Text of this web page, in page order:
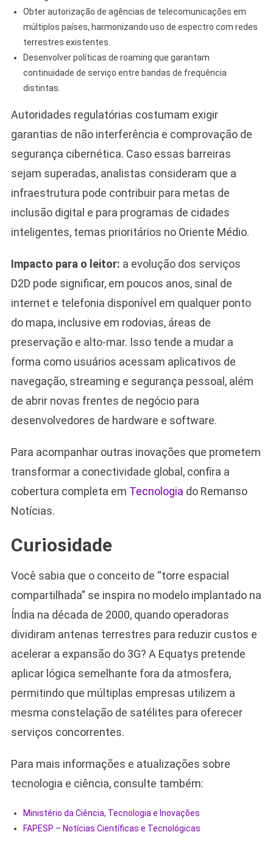
Obter autorização de agências de telecomunicações em
múltiplos países, harmonizando uso de espectro com redes
terrestres existentes.
Desenvolver políticas de roaming que garantam
continuidade de serviço entre bandas de frequência
distintas.
Autoridades regulatórias costumam exigir
garantias de não interferência e comprovação de
segurança cibernética. Caso essas barreiras
sejam superadas, analistas consideram que a
infraestrutura pode contribuir para metas de
inclusão digital e para programas de cidades
inteligentes, temas prioritários no Oriente Médio.
Impacto para o leitor: a evolução dos serviços
D2D pode significar, em poucos anos, sinal de
internet e telefonia disponível em qualquer ponto
do mapa, inclusive em rodovias, áreas de
preservação e alto-mar. Isso tende a mudar a
forma como usuários acessam aplicativos de
navegação, streaming e segurança pessoal, além
de abrir novas frentes de negócio para
desenvolvedores de hardware e software.
Para acompanhar outras inovações que prometem
transformar a conectividade global, confira a
cobertura completa em Tecnologia do Remanso
Notícias.
Curiosidade
Você sabia que o conceito de “torre espacial
compartilhada” se inspira no modelo implantado na
Índia na década de 2000, quando operadoras
dividiram antenas terrestres para reduzir custos e
acelerar a expansão do 3G? A Equatys pretende
aplicar lógica semelhante fora da atmosfera,
permitindo que múltiplas empresas utilizem a
mesma constelação de satélites para oferecer
serviços concorrentes.
Para mais informações e atualizações sobre
tecnologia e ciência, consulte também:
Ministério da Ciência, Tecnologia e Inovações
FAPESP – Notícias Científicas e Tecnológicas